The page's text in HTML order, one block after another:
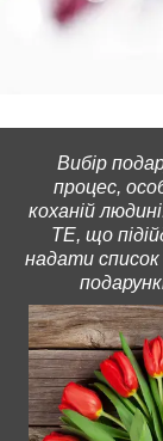
Вибір
процес,
коханій
ТЕ, що
надати список